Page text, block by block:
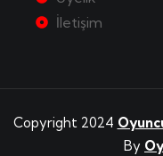
İletişim
Copyright 2024
By